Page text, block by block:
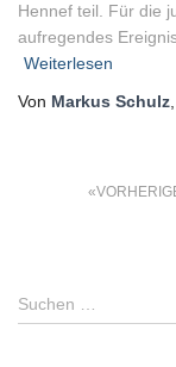
Hennef teil. Für die
aufregendes
Weiterlesen
Von Markus Schulz
Beiträge
S
u
Suchen …